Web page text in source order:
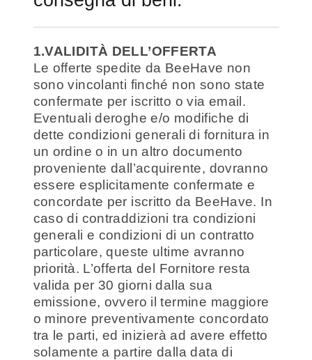
1.VALIDITÀ DELL’OFFERTA
Le offerte spedite da BeeHave non
sono vincolanti finché non sono state
confermate per iscritto o via email.
Eventuali deroghe e/o modifiche di
dette condizioni generali di fornitura in
un ordine o in un altro documento
proveniente dall’acquirente, dovranno
essere esplicitamente confermate e
concordate per iscritto da BeeHave. In
caso di contraddizioni tra condizioni
generali e condizioni di un contratto
particolare, queste ultime avranno
priorità. L’offerta del Fornitore resta
valida per 30 giorni dalla sua
emissione, ovvero il termine maggiore
o minore preventivamente concordato
tra le parti, ed inizierà ad avere effetto
solamente a partire dalla data di